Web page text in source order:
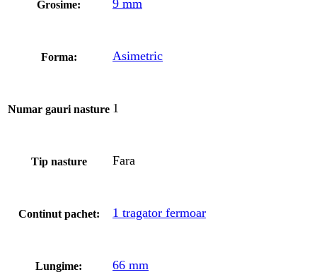
Grosime: 9 mm
Forma: Asimetric
Numar gauri nasture 1
Tip nasture Fara
Continut pachet: 1 tragator fermoar
Lungime: 66 mm